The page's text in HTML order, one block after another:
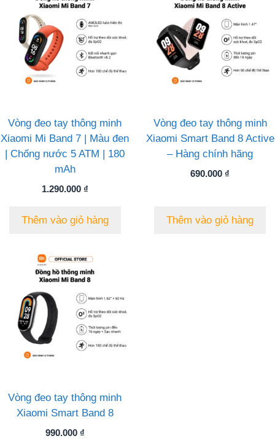
Vòng đeo tay thông minh
Xiaomi Mi Band 7 | Màu đen
| Chống nước 5 ATM | 180
mAh
1.290.000 ₫
Thêm vào giỏ hàng
Vòng đeo tay thông minh
Xiaomi Smart Band 8 Active
– Hàng chính hãng
690.000 ₫
Thêm vào giỏ hàng
Vòng đeo tay thông minh
Xiaomi Smart Band 8
990.000 ₫